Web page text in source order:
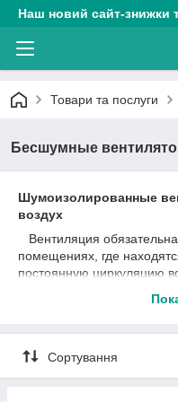
Наш новий сайт-знижки
Товари та послуги
Бесшумные
Шумоизолированные
воздух
Вентиляция
помещениях, где
постоянную циркуляцию
ещё и обеспечивает
Но нередко прокладка и
сталкивается с
вентиляционные
Сортування